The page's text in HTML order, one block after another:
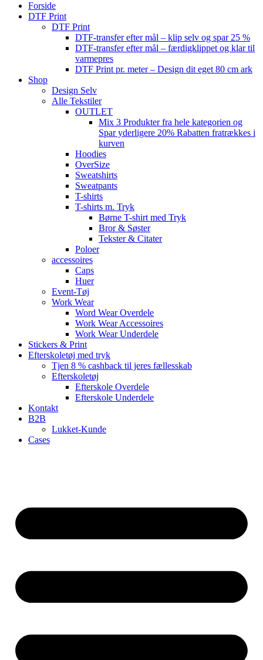
Forside
DTF Print
DTF Print
DTF-transfer efter mål – klip selv og spar 25 %
DTF-transfer efter mål – færdigklippet og klar til
varmepres
DTF Print pr. meter – Design dit eget 80 cm ark
Shop
Design Selv
Alle Tekstiler
OUTLET
Mix 3 Produkter fra hele kategorien og
Spar yderligere 20% Rabatten fratrækkes i
kurven
Hoodies
OverSize
Sweatshirts
Sweatpants
T-shirts
T-shirts m. Tryk
Børne T-shirt med Tryk
Bror & Søster
Tekster & Citater
Poloer
accessoires
Caps
Huer
Event-Tøj
Work Wear
Word Wear Overdele
Work Wear Accessoires
Work Wear Underdele
Stickers & Print
Efterskoletøj med tryk
Tjen 8 % cashback til jeres fællesskab
Efterskoletøj
Efterskole Overdele
Efterskole Underdele
Kontakt
B2B
Lukket-Kunde
Cases